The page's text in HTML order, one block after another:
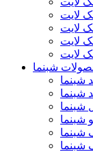
لایت
لایت
لایت
لایت
شبنما
شبنما
شبنما
شبنما
شبنما
شبنما